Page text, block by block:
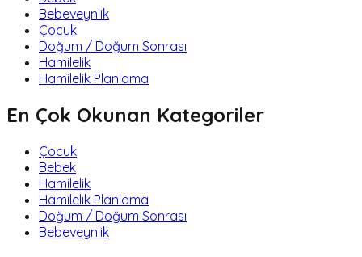
Bebeveynlik
Çocuk
Doğum / Doğum Sonrası
Hamilelik
Hamilelik Planlama
En Çok Okunan Kategoriler
Çocuk
Bebek
Hamilelik
Hamilelik Planlama
Doğum / Doğum Sonrası
Bebeveynlik